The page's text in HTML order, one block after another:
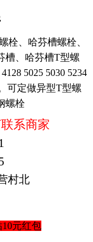
栓、哈芬槽螺栓、
槽、哈芬槽T型螺
5025 5030 5234
可定做异型T型螺
螺栓
系商家
村北
元红包